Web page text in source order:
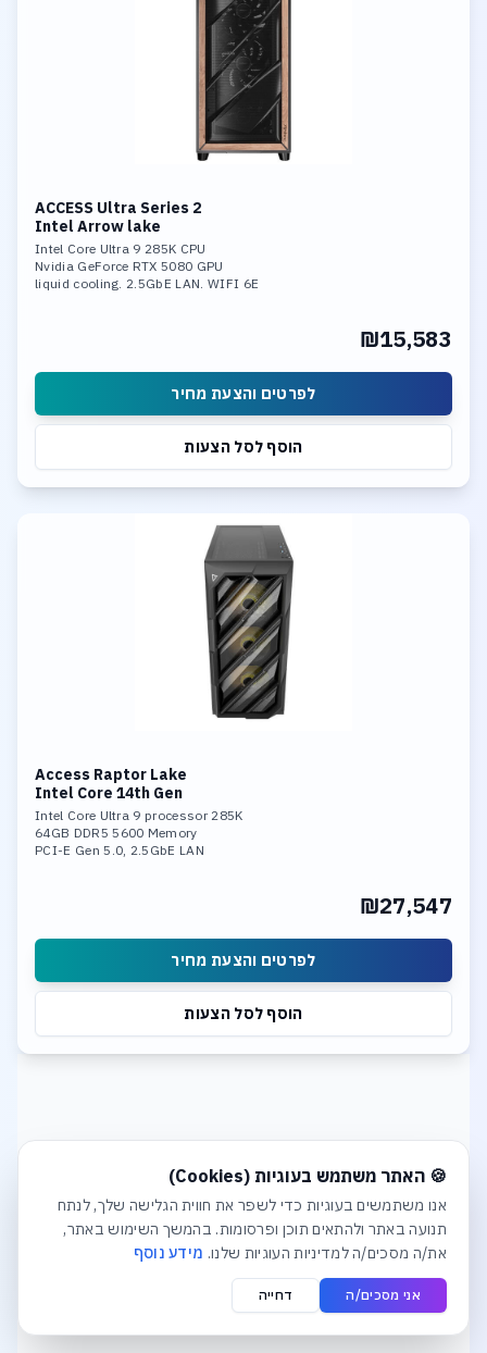
ACCESS Ultra Series 2
Intel Arrow lake
Intel Core Ultra 9 285K CPU
Nvidia GeForce RTX 5080 GPU
liquid cooling. 2.5GbE LAN. WIFI 6E
Integrated neural processing unit (NPU)
₪15,583
לפרטים והצעת מחיר
הוסף לסל הצעות
Access Raptor Lake
Intel Core 14th Gen
Intel Core Ultra 9 processor 285K
64GB DDR5 5600 Memory
PCI-E Gen 5.0, 2.5GbE LAN
₪27,547
לפרטים והצעת מחיר
הוסף לסל הצעות
חלונית עוגיות נפתחה אוטומטית. לסגירה יש ללחוץ על כפתור
🍪 האתר משתמש בעוגיות (Cookies)
אנו משתמשים בעוגיות כדי לשפר את חווית הגלישה שלך, לנתח
תנועה באתר ולהתאים תוכן ופרסומות. בהמשך השימוש באתר,
את/ה מסכים/ה למדיניות העוגיות שלנו. מידע נוסף
אני מסכים/ה דחייה